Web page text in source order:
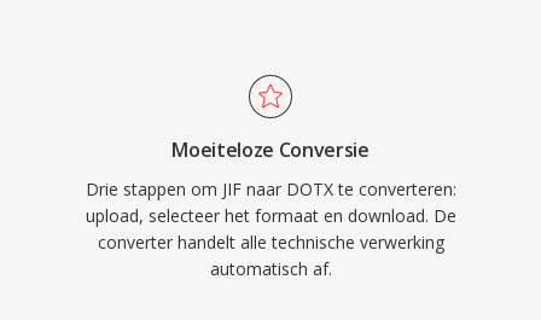
Moeiteloze Conversie
Drie stappen om JIF naar DOTX te converteren:
upload, selecteer het formaat en download. De
converter handelt alle technische verwerking
automatisch af.